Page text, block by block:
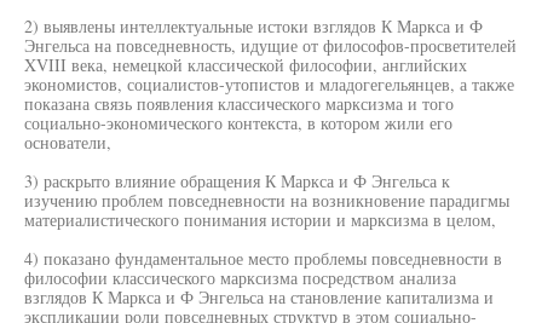
2) выявлены интеллектуальные истоки взглядов К Маркса и Ф
Энгельса на повседневность, идущие от философов-просветителей
XVIII века, немецкой классической философии, английских
экономистов, социалистов-утопистов и младогегельянцев, а также
показана связь появления классического марксизма и того
социально-экономического контекста, в котором жили его
основатели,
3) раскрыто влияние обращения К Маркса и Ф Энгельса к
изучению проблем повседневности на возникновение парадигмы
материалистического понимания истории и марксизма в целом,
4) показано фундаментальное место проблемы повседневности в
философии классического марксизма посредством анализа
взглядов К Маркса и Ф Энгельса на становление капитализма и
экспликации роли повседневных структур в этом социально-